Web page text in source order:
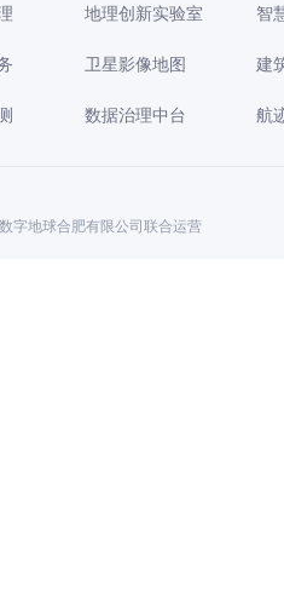
地理创新实验室 智
卫星影像地图 建
数据治理中台 航
字地球合肥有限公司联合运营